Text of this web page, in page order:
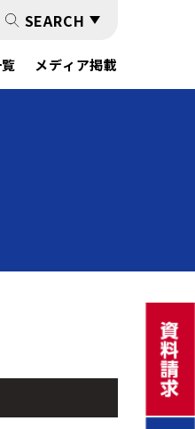
メディア掲載
SEARCH